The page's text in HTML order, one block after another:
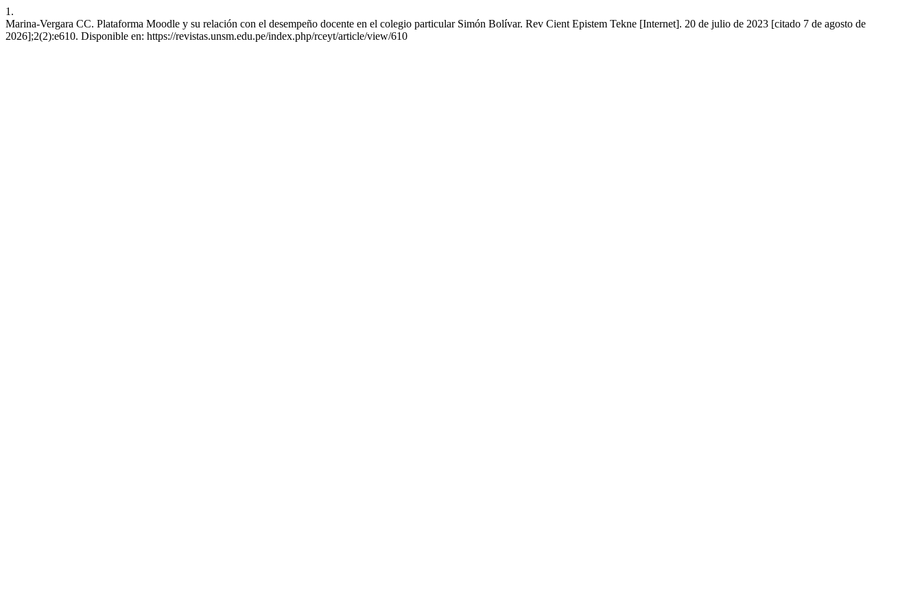
1.
Marina-Vergara CC. Plataforma Moodle y su relación con el desempeño docente en el colegio particular Simón Bolívar. Rev Cient Epistem Tekne [Internet]. 20 de julio de 2023 [citado 7 de agosto de
2026];2(2):e610. Disponible en: https://revistas.unsm.edu.pe/index.php/rceyt/article/view/610